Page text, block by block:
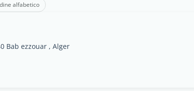
alfabetico
Bab ezzouar , Alger